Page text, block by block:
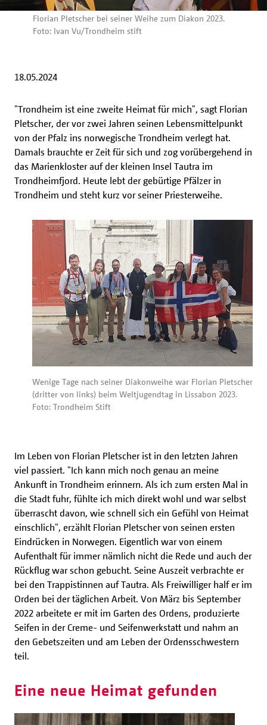
Florian Pletscher bei seiner Weihe zum Diakon 2023.
Foto: Ivan Vu/Trondheim stift
18.05.2024
"Trondheim ist eine zweite Heimat für mich", sagt Florian
Pletscher, der vor zwei Jahren seinen Lebensmittelpunkt
von der Pfalz ins norwegische Trondheim verlegt hat.
Damals brauchte er Zeit für sich und zog vorübergehend in
das Marienkloster auf der kleinen Insel Tautra im
Trondheimfjord. Heute lebt der gebürtige Pfälzer in
Trondheim und steht kurz vor seiner Priesterweihe.
Wenige Tage nach seiner Diakonweihe war Florian Pletscher
(dritter von links) beim Weltjugendtag in Lissabon 2023.
Foto: Trondheim Stift
Im Leben von Florian Pletscher ist in den letzten Jahren
viel passiert. "Ich kann mich noch genau an meine
Ankunft in Trondheim erinnern. Als ich zum ersten Mal in
die Stadt fuhr, fühlte ich mich direkt wohl und war selbst
überrascht davon, wie schnell sich ein Gefühl von Heimat
einschlich", erzählt Florian Pletscher von seinen ersten
Eindrücken in Norwegen. Eigentlich war von einem
Aufenthalt für immer nämlich nicht die Rede und auch der
Rückflug war schon gebucht. Seine Auszeit verbrachte er
bei den Trappistinnen auf Tautra. Als Freiwilliger half er im
Orden bei der täglichen Arbeit. Von März bis September
2022 arbeitete er mit im Garten des Ordens, produzierte
Seifen in der Creme- und Seifenwerkstatt und nahm an
den Gebetszeiten und am Leben der Ordensschwestern
teil.
Eine neue Heimat gefunden